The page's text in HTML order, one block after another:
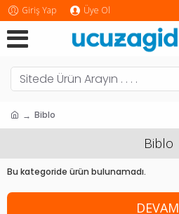
Giriş Yap Üye Ol
Biblo
Biblo
Bu kategoride ürün bulunamadı.
DEVAM